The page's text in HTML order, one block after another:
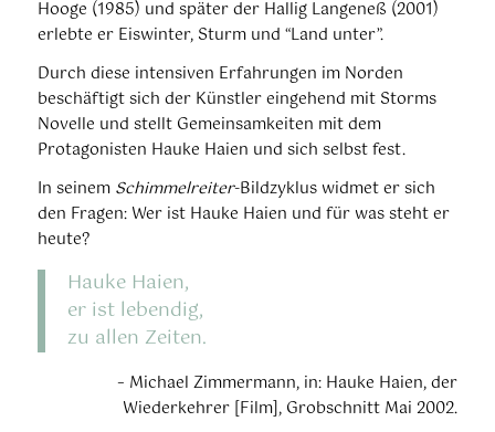
Hooge (1985) und später der Hallig Langeneß (2001)
erlebte er Eiswinter, Sturm und “Land unter”.
Durch diese intensiven Erfahrungen im Norden
beschäftigt sich der Künstler eingehend mit Storms
Novelle und stellt Gemeinsamkeiten mit dem
Protagonisten Hauke Haien und sich selbst fest.
In seinem Schimmelreiter-Bildzyklus widmet er sich
den Fragen: Wer ist Hauke Haien und für was steht er
heute?
Hauke Haien,
er ist lebendig,
zu allen Zeiten.
– Michael Zimmermann, in: Hauke Haien, der
Wiederkehrer [Film], Grobschnitt Mai 2002.